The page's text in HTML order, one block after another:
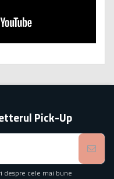
Pick-Up
despre cele mai bune